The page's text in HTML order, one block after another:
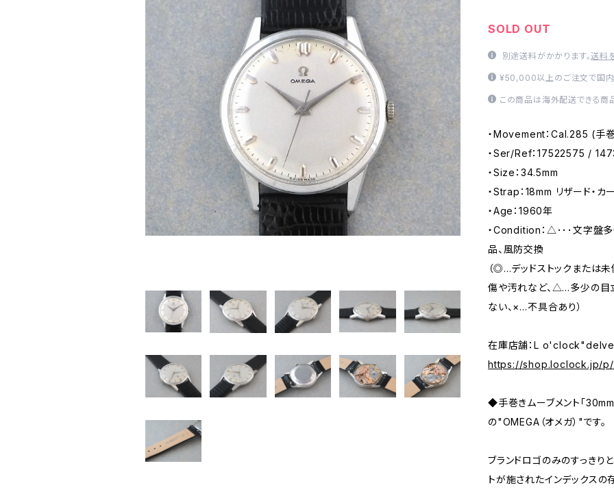
SOLD OUT
別途送料がかかります。送料
¥50,000以上のご注文で国内
この商品は海外配送できる商
・Movement：Cal.285 (手
・Ser/Ref：17522575 /
・Size：34.5mm
・Strap：18mm リザード・
・Age：1960年
・Condition：△･･･文字盤
品、風防交換
（◎…デッドストックまたは
傷や汚れなど、△…多少の目
ない、×…不具合あり）
在庫店舗：L o'clock"delve"
https://shop.loclock.jp/
◆手巻きムーブメント「
の"OMEGA（オメガ）"です。
ブランドロゴのみのすっきり
トが施されたインデックス